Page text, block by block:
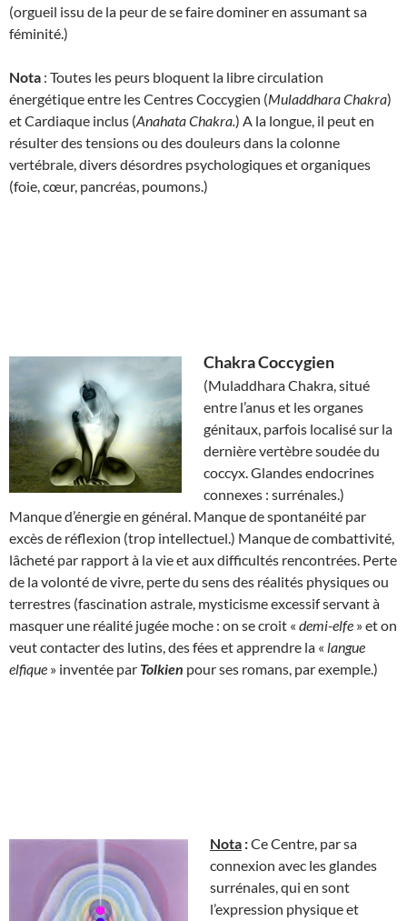
(orgueil issu de la peur de se faire dominer en assumant sa
féminité.)
Nota : Toutes les peurs bloquent la libre circulation
énergétique entre les Centres Coccygien (Muladdhara Chakra)
et Cardiaque inclus (Anahata Chakra.) A la longue, il peut en
résulter des tensions ou des douleurs dans la colonne
vertébrale, divers désordres psychologiques et organiques
(foie, cœur, pancréas, poumons.)
ChakraCoccygien
(Muladdhara Chakra, situé
entre l’anus et les organes
génitaux, parfois localisé sur la
dernière vertèbre soudée du
coccyx. Glandes endocrines
connexes : surrénales.)
Manque d’énergie en général. Manque de spontanéité par
excès de réflexion (trop intellectuel.) Manque de combattivité,
lâcheté par rapport à la vie et aux difficultés rencontrées. Perte
de la volonté de vivre, perte du sens des réalités physiques ou
terrestres (fascination astrale, mysticisme excessif servant à
masquer une réalité jugée moche : on se croit « demi-elfe » et on
veut contacter des lutins, des fées et apprendre la « langue
elfique » inventée par Tolkien pour ses romans, par exemple.)
Nota :Ce Centre, par sa
connexion avec les glandes
surrénales, qui en sont
l’expression physique et